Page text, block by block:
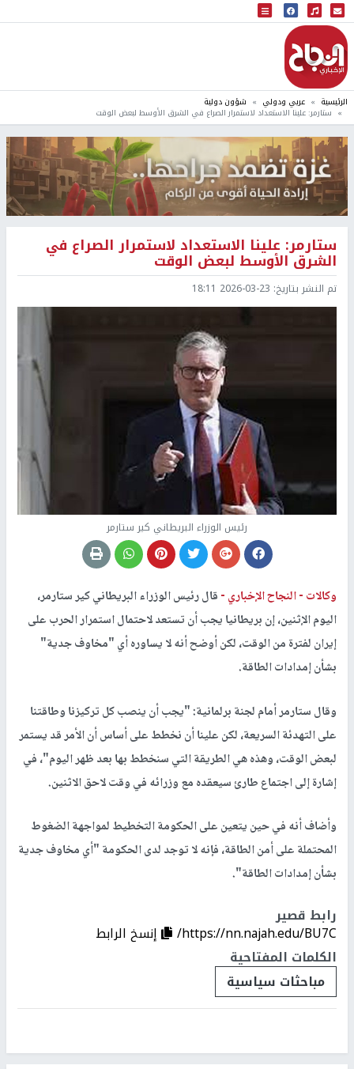
البث المباشر
إذاعة النجاح
الرئيسية عربي ودولي شؤون دولية
ستارمر: علينا الاستعداد لاستمرار الصراع في الشرق الأوسط لبعض الوقت
ستارمر: علينا الاستعداد لاستمرار الصراع في
الشرق الأوسط لبعض الوقت
تم النشر بتاريخ: 2026-03-23 18:11
رئيس الوزراء البريطاني كير ستارمر
وكالات -النجاح الإخباري -قال رئيس الوزراء البريطاني كير ستارمر،
اليوم الإثنين، ⁠إن بريطانيا ‌يجب أن تستعد لاحتمال استمرار الحرب ​على
إيران لفترة ⁠من الوقت، لكن أوضح أنه ⁠لا يساوره أي "مخاوف جدية"
بشأن إمدادات الطاقة.
وقال ستارمر أمام لجنة ​برلمانية: "يجب أن ينصب كل تركيزنا وطاقتنا
على التهدئة السريعة، لكن علينا ⁠أن نخطط على أساس ​أن ​الأمر قد يستمر
لبعض الوقت، وهذه هي ‌الطريقة التي سنخطط بها ​بعد ظهر اليوم"، في
⁠إشارة إلى اجتماع ​طارئ سيعقده ⁠مع ‌وزرائه في وقت لاحق الاثنين.
وأضاف أنه في حين ‌يتعين على الحكومة التخطيط لمواجهة الضغوط
المحتملة على أمن الطاقة، فإنه لا ​توجد لدى الحكومة "أي مخاوف جدية
بشأن إمدادات الطاقة".
رابط قصير
https://nn.najah.edu/BU7C/
إنسخ الرابط
الكلمات المفتاحية
مباحثات سياسية